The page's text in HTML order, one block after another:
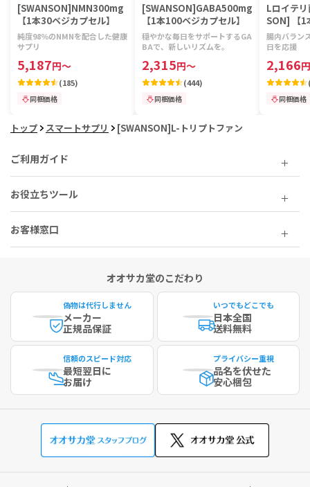
[SWANSON]NMN300mg
【1本30ベジカプセル】
純度98％のNMNを配合した健康
サプリ
5,187円～
(185)
同梱価格
[SWANSON]GABA500mg
【1本100ベジカプセル】
穏やかな毎日をサポートするGA
BAで、新しいリズムを。
2,315円～
(444)
同梱価格
Lロイテ
SON] 【1
ル】
腸内バラン
日を応援
2,166円
同梱価格
トップ スマートサプリ [SWANSON]L-トリプトファン
ご利用ガイド
お役立ちツール
お客様窓口
オオサカ堂のこだわり
偽物は代行しません
メーカー
正規品保証
いつでもどこでも
日本全国
送料無料
信頼のスピード対応
最短翌日に
お届け
プライバシー重視
品名を伏せた
安心梱包